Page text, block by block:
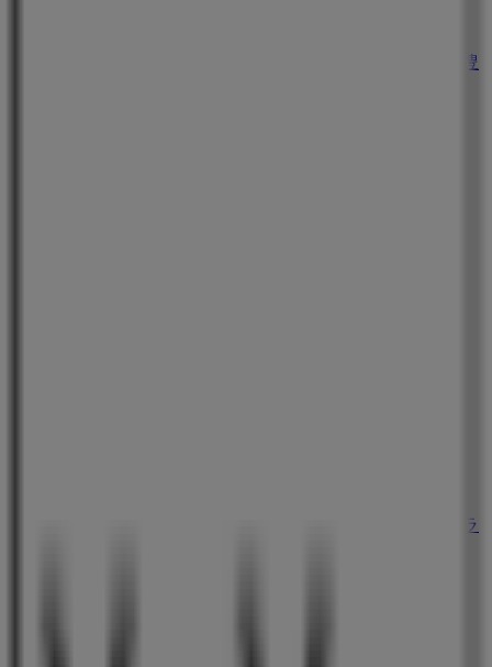
大阪府豊中市庄内西町5丁目1番22号 イオンタウン豊
大阪府大阪市中央区南船場3丁目7番地27号パワードラ